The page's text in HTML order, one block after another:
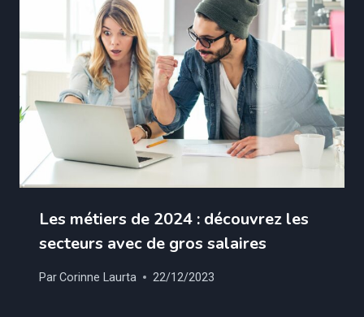
Les métiers de 2024 : découvrez les
secteurs avec de gros salaires
ParCorinne Laurta 22/12/2023